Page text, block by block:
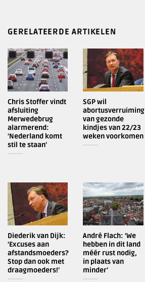
GERELATEERDE ARTIKELEN
Chris Stoffer vindt
afsluiting
Merwedebrug
alarmerend:
‘Nederland komt
stil te staan’
SGP wil
abortusverruiming
van gezonde
kindjes van 22/23
weken voorkomen
Diederik van Dijk:
‘Excuses aan
afstandsmoeders?
Stop dan ook met
draagmoeders!’
André Flach: ‘We
hebben in dit land
méér rust nodig,
in plaats van
minder’